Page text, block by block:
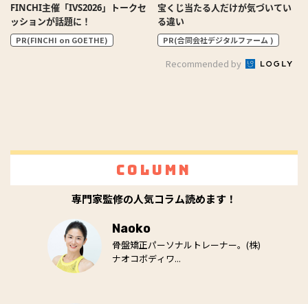
FINCHI主催「IVS2026」トークセ
ッションが話題に！
PR(FINCHI on GOETHE)
宝くじ当たる人だけが気づいてい
る違い
PR(合同会社デジタルファーム )
Recommended by
Column
専門家監修の人気コラム読めます！
Naoko
骨盤矯正パーソナルトレーナー。(株)
ナオコボディワ...